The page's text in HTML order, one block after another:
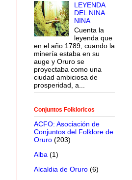
LEYENDA
DEL NINA
NINA
Cuenta la
leyenda que
en el año 1789, cuando la
minería estaba en su
auge y Oruro se
proyectaba como una
ciudad ambiciosa de
prosperidad, a...
Conjuntos Folkloricos
ACFO: Asociación de
Conjuntos del Folklore de
Oruro (203)
Alba (1)
Alcaldia de Oruro (6)